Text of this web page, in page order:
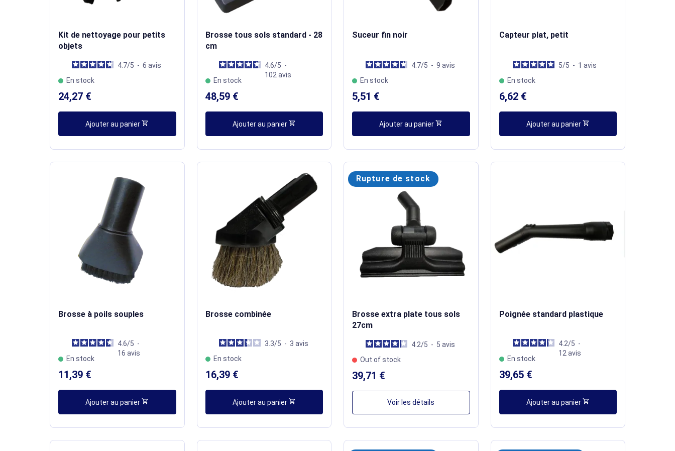
Kit de nettoyage pour petits
objets
4.7/5 - 6avis
En stock
24,27 €
Ajouter au panier shopping_cart
Brosse tous sols standard - 28
cm
4.6/5 -
102avis
En stock
48,59 €
Ajouter au panier shopping_cart
Suceur fin noir
4.7/5 - 9avis
En stock
5,51 €
Ajouter au panier shopping_cart
Capteur plat, petit
5/5 - 1 avis
En stock
6,62 €
Ajouter au panier shopping_cart
Brosse à poils souples
4.6/5 -
16avis
En stock
11,39 €
Ajouter au panier shopping_cart
Brosse combinée
3.3/5 - 3 avis
En stock
16,39 €
Ajouter au panier shopping_cart
Rupture de stock
Brosse extra plate tous sols
27cm
4.2/5 - 5avis
Out of stock
39,71 €
Voir les détails
Poignée standard plastique
4.2/5 -
12avis
En stock
39,65 €
Ajouter au panier shopping_cart